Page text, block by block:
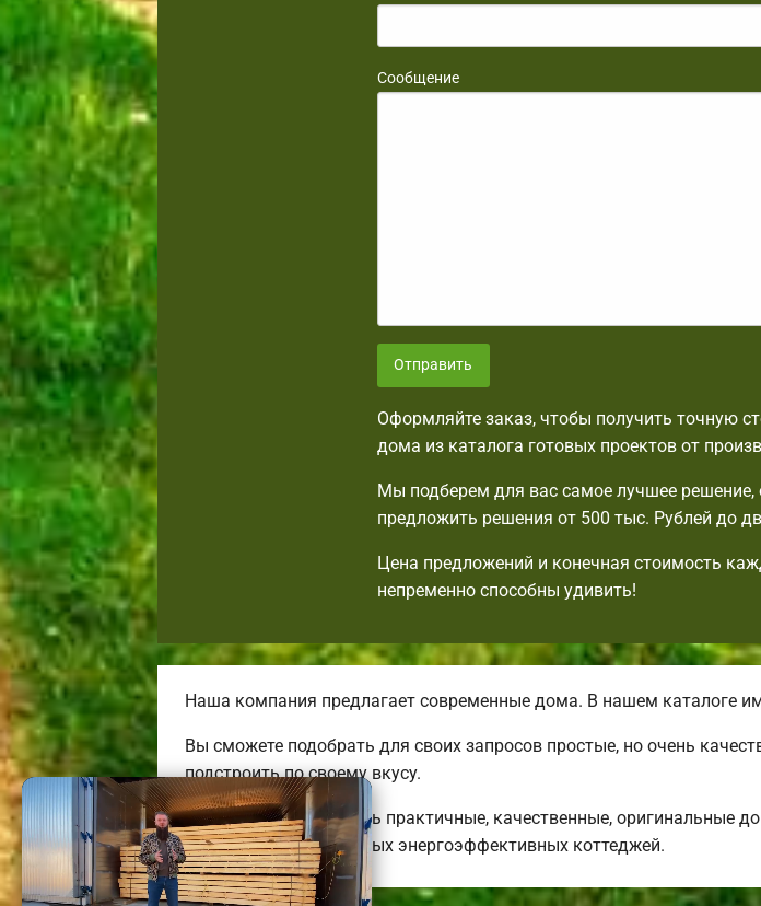
Сообщение
Отправить
Оформляйте заказ, чтобы получить точную
дома из каталога готовых проектов от
Мы подберем для вас самое лучшее
предложить решения от 500 тыс. Рублей до
Цена предложений и конечная стоимость
непременно способны удивить!
Наша компания предлагает современные дома. В нашем каталоге
Вы сможете подобрать для своих запросов простые, но очень
подстроить по своему вкусу.
Мы готовы предложить практичные, качественные, оригинальные
бюджетных до огромных энергоэффективных коттеджей.